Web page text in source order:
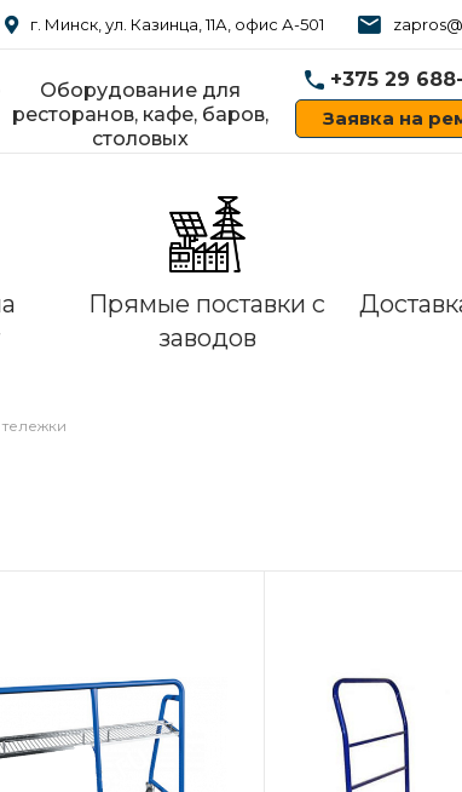
г. Минск, ул. Казинца, 11А, офис А-501
Оборудование для
ресторанов, кафе, баров,
столовых
+375 29
Заявка на
Прямые поставки с
заводов